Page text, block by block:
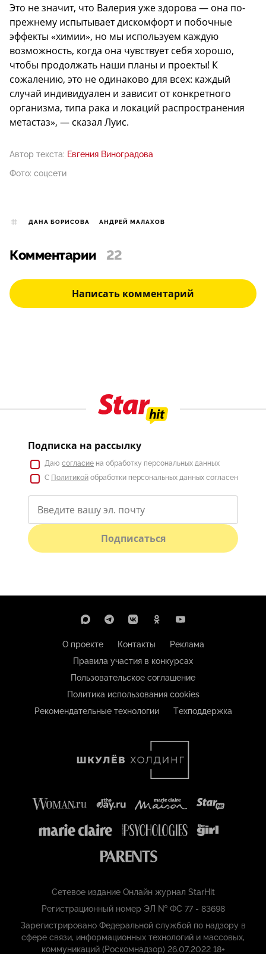
Это не значит, что Валерия уже здорова — она по-
прежнему испытывает дискомфорт и побочные
эффекты «химии», но мы используем каждую
возможность, когда она чувствует себя хорошо,
чтобы продолжать наши планы и проекты! К
сожалению, это не одинаково для всех: каждый
случай индивидуален и зависит от конкретного
организма, типа рака и локаций распространения
метастаз», — сказал Луис.
Автор текста: Евгения Виноградова
Фото: соцсети
ДАНА БОРИСОВА АНДРЕЙ МАЛАХОВ
Комментарии 22
Написать комментарий
Подписка на рассылку
Даю согласие на обработку персональных данных
С Политикой обработки персональных данных согласен
Подписаться
О проекте Контакты
Реклама
Правила участия в конкурсах
Пользовательское соглашение
Политика использования cookies
Рекомендательные технологии
Техподдержка
Сетевое издание Онлайн журнал StarHit
Регистрационный номер ЭЛ № ФС 77 - 83698
Зарегистрировано Федеральной службой по надзору в
сфере связи, информационных технологий и массовых,
коммуникаций (Роскомнадзор) 26.07.2022 18+